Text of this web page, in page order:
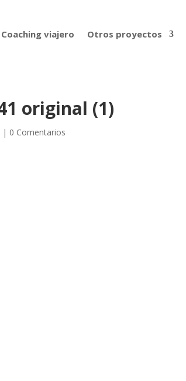
Coaching viajero Otros proyectos
original (1)
| 0 Comentarios